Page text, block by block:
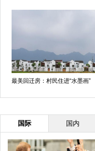
最美回迁房：村民住进“水墨画”
国际 国内